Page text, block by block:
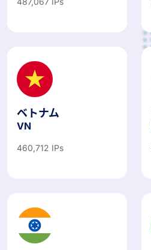
487,067 IPs
ベトナム
VN
460,712 IPs